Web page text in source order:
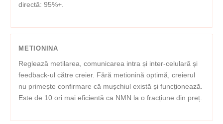
directă: 95%+.
METIONINA
Reglează metilarea, comunicarea intra și inter-celulară și
feedback-ul către creier. Fără metionină optimă, creierul
nu primește confirmare că mușchiul există și funcționează.
Este de 10 ori mai eficientă ca NMN la o fracțiune din preț.